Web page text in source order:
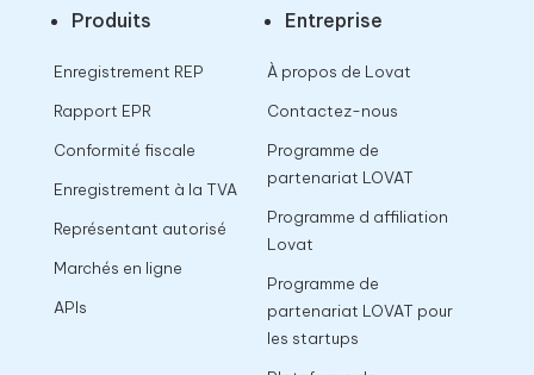
Produits
Enregistrement REP
Rapport EPR
Conformité fiscale
Enregistrement à la TVA
Représentant autorisé
Marchés en ligne
APIs
Entreprise
À propos de Lovat
Contactez-nous
Programme de
partenariat LOVAT
Programme d affiliation
Lovat
Programme de
partenariat LOVAT pour
les startups